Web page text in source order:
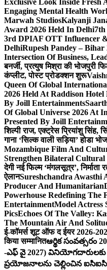
Exclusive Look Inside Fresh
Engaging Mental Health
Marwah StudiosKalyanji
Award 2026 Held In Delhi
3rd DPIAF OTT Influencer
DelhiRupesh Pandey –
Intersection Of Business,
बनर्जी, प्रत्युष मिश्रा की भोजपुरी
कंप्लीट, पोस्ट प्रोडक्शन शुरू
Queen Of Global
2026 Held At Raddison
By Joill Entertainments
Of Global Universe 2026 At
Presented By Joill
शिल्पी राज, एक्ट्रेस प्रियांशु सिंह,
गाना ‘सिल्क वाली सड़िया’ होडा
Mozambique Film And
Strengthen Bilateral Cultural
देगी नई फिल्म ‘मंगलसूत्र’, निर्माता
ऐलानSureshchandra Awasthi
Producer And Humanitarian
Powerhouse Redefining The
EntertainmentModel Actress
PicsEchoes Of The Valley:
The Mountain Air And
ई-कॉमर्स शूट ऑफ द ईयर 2026-
किया सम्मानितఆర్థిక సంవత్సరం
-ఎఫ్ వై 2027) వినియోగదారులకు
ప్రయోజనాలను చెల్లించిన